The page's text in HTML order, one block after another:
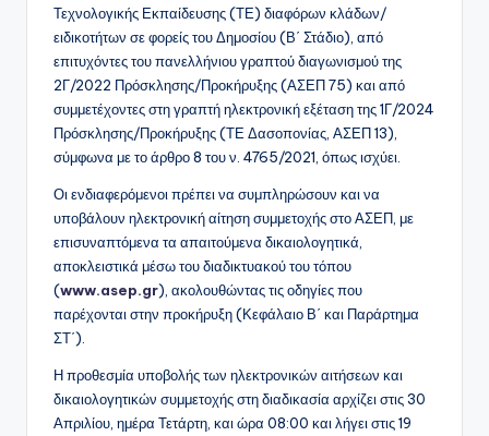
Τεχνολογικής Εκπαίδευσης (ΤΕ) διαφόρων κλάδων/
ειδικοτήτων σε φορείς του Δημοσίου (Β΄ Στάδιο), από
επιτυχόντες του πανελλήνιου γραπτού διαγωνισμού της
2Γ/2022 Πρόσκλησης/Προκήρυξης (ΑΣΕΠ 75) και από
συμμετέχοντες στη γραπτή ηλεκτρονική εξέταση της 1Γ/2024
Πρόσκλησης/Προκήρυξης (ΤΕ Δασοπονίας, ΑΣΕΠ 13),
σύμφωνα με το άρθρο 8 του ν. 4765/2021, όπως ισχύει.
Οι ενδιαφερόμενοι πρέπει να συμπληρώσουν και να
υποβάλουν ηλεκτρονική αίτηση συμμετοχής στο ΑΣΕΠ, με
επισυναπτόμενα τα απαιτούμενα δικαιολογητικά,
αποκλειστικά μέσω του διαδικτυακού του τόπου
(www.asep.gr), ακολουθώντας τις οδηγίες που
παρέχονται στην προκήρυξη (Κεφάλαιο Β΄ και Παράρτημα
ΣΤ΄).
Η προθεσμία υποβολής των ηλεκτρονικών αιτήσεων και
δικαιολογητικών συμμετοχής στη διαδικασία αρχίζει στις 30
Απριλίου, ημέρα Τετάρτη, και ώρα 08:00 και λήγει στις 19